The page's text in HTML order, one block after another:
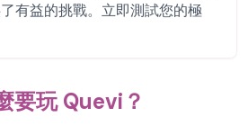
有益的挑戰。立即測試您的極
要玩 Quevi？